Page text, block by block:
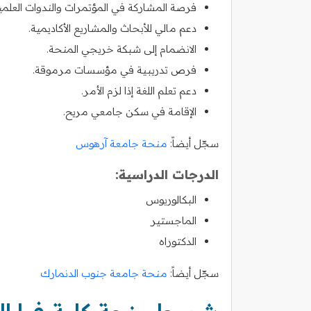
فرصة المشاركة في المؤتمرات والندوات
دعم مالي للأبحاث والمشاريع الأكاديمية.
الانضمام إلى شبكة خريجي المنحة.
فرص تدريبية في مؤسسات مرموقة.
دعم تعلم اللغة إذا لزم الأمر.
الإقامة في سكن جامعي مريح.
سجّل أيضاً: منحة جامعة آرهوس
الدرجات الدراسية:
البكالوريوس
الماجستير
الدكتوراه
سجّل أيضاً: منحة جامعة جنوب الدنمارك